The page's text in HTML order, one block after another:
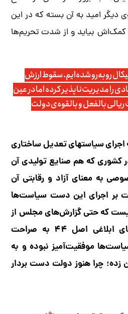
دیگر امید به آن بسته که در این
کمک‌اش بیاید و از شدت تحریم‌ها
روبه‌رو شده‌ایم. سقوط ارزش
را مدیریت‌ناپذیر کرده اما در عین
بالفعل و بالقوه‌ی دولت
اجرای سیاستهای تعدیل ساختاری
که هم صنایع تولیدی آن
به معنای آزاد و رقابتی آن
بر اجرای این دست سیاست‌ها
که حتی گزارش‌های مجلس از
ارزیابی اجرای سیاست‌های ابلاغی اصل ۴۴ به صراحت
موفقیت‌آمیز نبوده و به
زده؛ چرا هنوز دولت دست بردار